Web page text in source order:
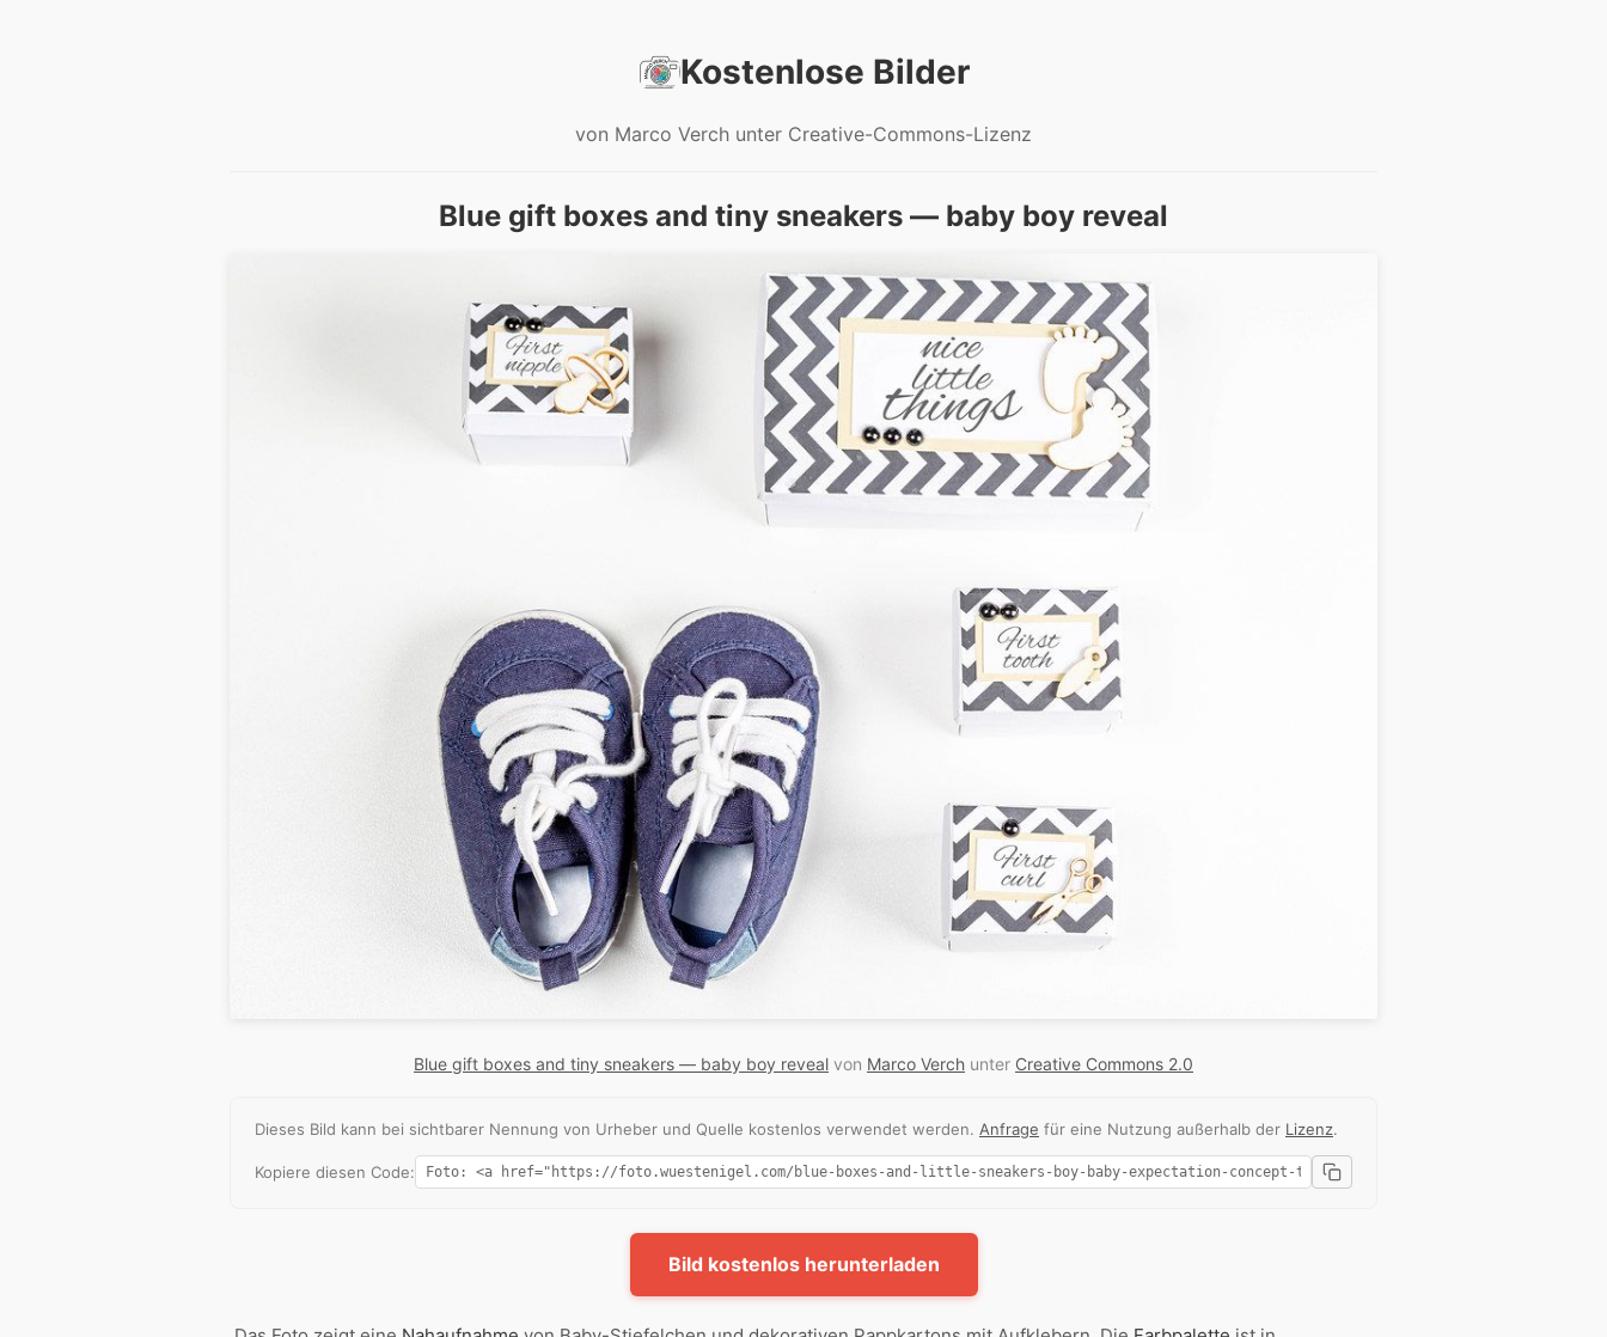
Kostenlose Bilder
von Marco Verch unter Creative-Commons-Lizenz
Blue gift boxes and tiny sneakers — baby boy reveal
Blue gift boxes and tiny sneakers — baby boy reveal von Marco Verch unter Creative Commons 2.0
Dieses Bild kann bei sichtbarer Nennung von Urheber und Quelle kostenlos verwendet werden. Anfrage für eine Nutzung außerhalb der Lizenz.
Kopiere diesen Code:
Bild kostenlos herunterladen